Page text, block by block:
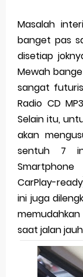
Masalah
banget pas
disetiap
Mewah
sangat
Radio CD
Selain itu,
akan
sentuh 7
CarPlay-
ini juga
saat jalan